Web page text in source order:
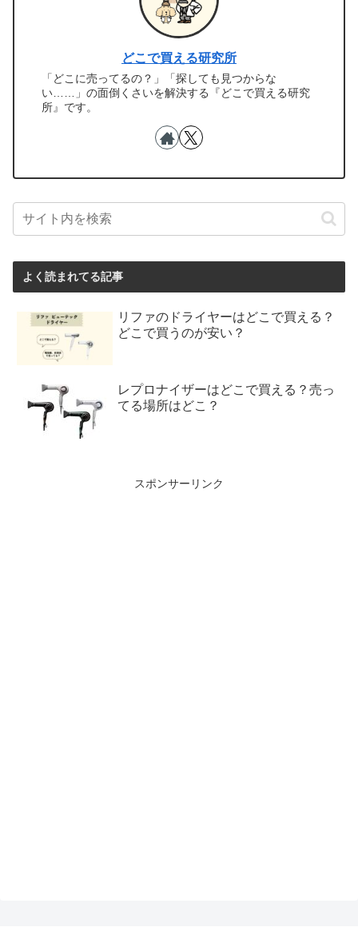
どこで買える研究所
「どこに売ってるの？」「探しても見つからな
い……」の面倒くさいを解決する『どこで買える研究
所』です。
よく読まれてる記事
リファのドライヤーはどこで買える？
どこで買うのが安い？
レプロナイザーはどこで買える？売っ
てる場所はどこ？
スポンサーリンク